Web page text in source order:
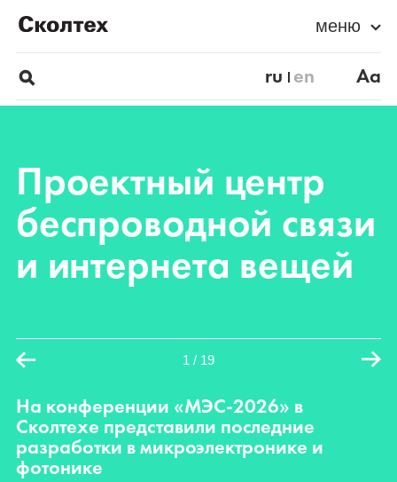
меню
ru en Aa
Проектный центр
беспроводной связи
и интернета вещей
1 / 19
На конференции «МЭС-2026» в
Сколтехе представили последние
разработки в микроэлектронике и
фотонике